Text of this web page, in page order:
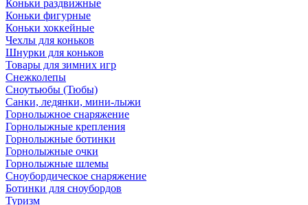
Коньки раздвижные
Коньки фигурные
Коньки хоккейные
Чехлы для коньков
Шнурки для коньков
Товары для зимних игр
Снежколепы
Сноутьюбы (Тюбы)
Санки, ледянки, мини-лыжи
Горнолыжное снаряжение
Горнолыжные крепления
Горнолыжные ботинки
Горнолыжные очки
Горнолыжные шлемы
Сноубордическое снаряжение
Ботинки для сноубордов
Туризм